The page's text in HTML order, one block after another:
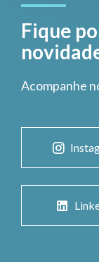
Fique
Acompanhe